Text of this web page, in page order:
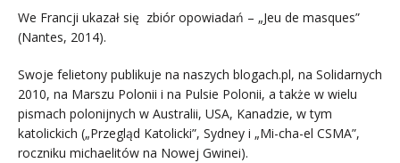
We Francji ukazał się zbiór opowiadań – „Jeu de masques”
(Nantes, 2014).
Swoje felietony publikuje na naszych blogach.pl, na Solidarnych
2010, na Marszu Polonii i na Pulsie Polonii, a także w wielu
pismach polonijnych w Australii, USA, Kanadzie, w tym
katolickich („Przegląd Katolicki”, Sydney i „Mi-cha-el CSMA”,
roczniku michaelitów na Nowej Gwinei).